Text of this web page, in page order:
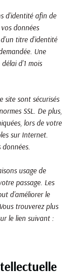
d’identité afin de
données
titre d’identité
Une
d’1 mois
site sont sécurisés
SSL. De plus,
lors de votre
sur Internet.
usage de
passage. Les
d’améliorer le
trouverez plus
le lien suivant :